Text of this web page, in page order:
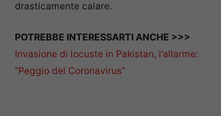
drasticamente calare.
POTREBBE INTERESSARTI ANCHE >>>
Invasione di locuste in Pakistan, l’allarme:
“Peggio del Coronavirus”